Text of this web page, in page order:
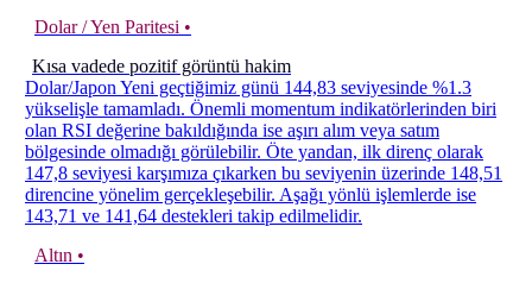
Dolar / Yen Paritesi •
Kısa vadede pozitif görüntü hakim
Dolar/Japon Yeni geçtiğimiz günü 144,83 seviyesinde %1.3
yükselişle tamamladı. Önemli momentum indikatörlerinden biri
olan RSI değerine bakıldığında ise aşırı alım veya satım
bölgesinde olmadığı görülebilir. Öte yandan, ilk direnç olarak
147,8 seviyesi karşımıza çıkarken bu seviyenin üzerinde 148,51
direncine yönelim gerçekleşebilir. Aşağı yönlü işlemlerde ise
143,71 ve 141,64 destekleri takip edilmelidir.
Altın •